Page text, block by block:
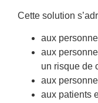
Cette solution
aux
aux
un risque de
aux
aux patients